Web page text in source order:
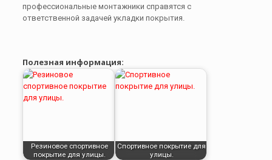
профессиональные монтажники справятся с
ответственной задачей укладки покрытия.
Полезная информация:
Резиновое спортивное
покрытие для улицы.
Спортивное покрытие для
улицы.